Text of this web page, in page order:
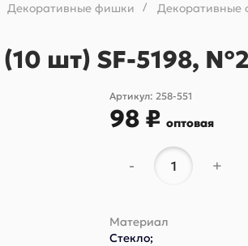
Декоративные фишки / Декоративные
шт) SF-5198,
Артикул:258-551
98 ₽оптовая
- +
Материал
Стекло;